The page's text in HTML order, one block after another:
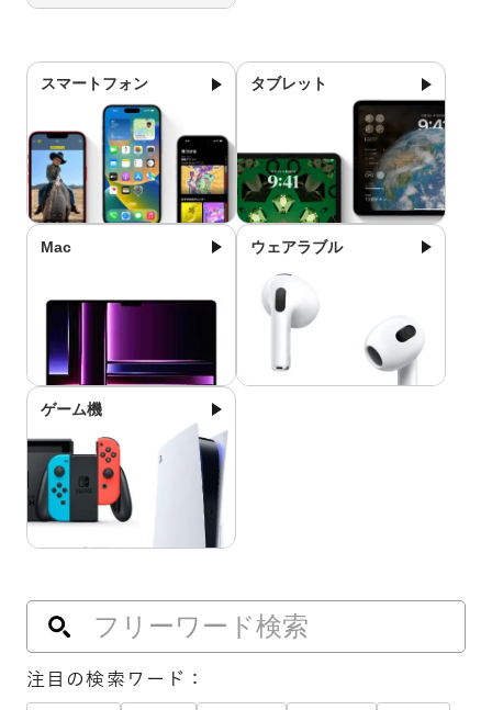
スマートフォン タブレット
Mac ウェアラブル
ゲーム機
注目の検索ワード：